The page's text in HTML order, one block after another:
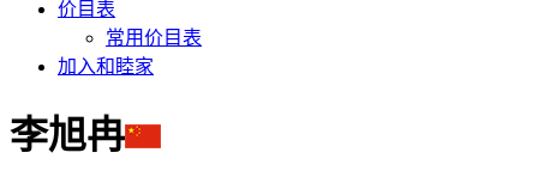
价目表
常用价目表
加入和睦家
李旭冉